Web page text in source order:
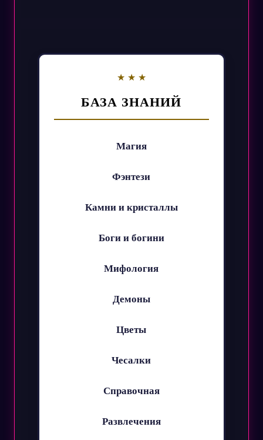
БАЗА ЗНАНИЙ
Магия
Фэнтези
Камни и кристаллы
Боги и богини
Мифология
Демоны
Цветы
Чесалки
Справочная
Развлечения